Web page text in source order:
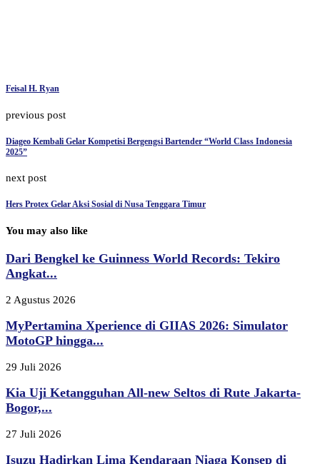
Feisal H. Ryan
previous post
Diageo Kembali Gelar Kompetisi Bergengsi Bartender “World Class Indonesia
2025”
next post
Hers Protex Gelar Aksi Sosial di Nusa Tenggara Timur
You may also like
Dari Bengkel ke Guinness World Records: Tekiro
Angkat...
2 Agustus 2026
MyPertamina Xperience di GIIAS 2026: Simulator
MotoGP hingga...
29 Juli 2026
Kia Uji Ketangguhan All-new Seltos di Rute Jakarta-
Bogor,...
27 Juli 2026
Isuzu Hadirkan Lima Kendaraan Niaga Konsep di